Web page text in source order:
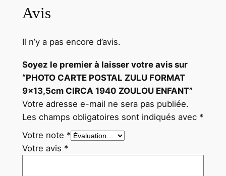
O
U
N
A
T
Avis
Il n’y a pas encore d’avis.
Soyez le premier à laisser votre avis sur
“PHOTO CARTE POSTAL ZULU FORMAT
9×13,5cm CIRCA 1940 ZOULOU ENFANT”
Votre adresse e-mail ne sera pas publiée.
Les champs obligatoires sont indiqués avec *
Votre note *
Votre avis *